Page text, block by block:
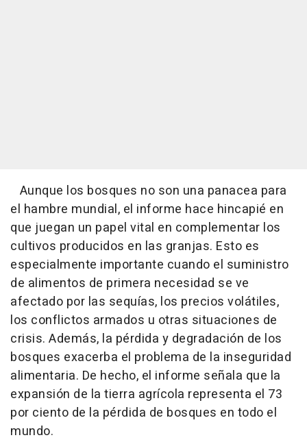
Aunque los bosques no son una panacea para
el hambre mundial, el informe hace hincapié en
que juegan un papel vital en complementar los
cultivos producidos en las granjas. Esto es
especialmente importante cuando el suministro
de alimentos de primera necesidad se ve
afectado por las sequías, los precios volátiles,
los conflictos armados u otras situaciones de
crisis. Además, la pérdida y degradación de los
bosques exacerba el problema de la inseguridad
alimentaria. De hecho, el informe señala que la
expansión de la tierra agrícola representa el 73
por ciento de la pérdida de bosques en todo el
mundo.